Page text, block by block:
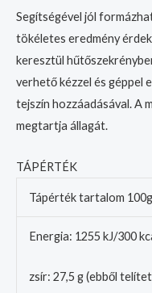
Segítségével jól
tökéletes eredmény
keresztül
verhető kézzel és géppel
tejszín hozzáadásával. A
megtartja állagát.
TÁPÉRTÉK
Tápérték tartalom
Energia: 1255 kJ/300
zsír: 27,5 g (ebből